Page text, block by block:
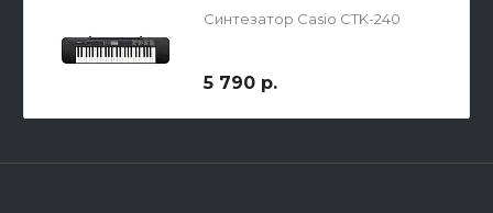
Синтезатор Casio CTK-240
5 790 р.